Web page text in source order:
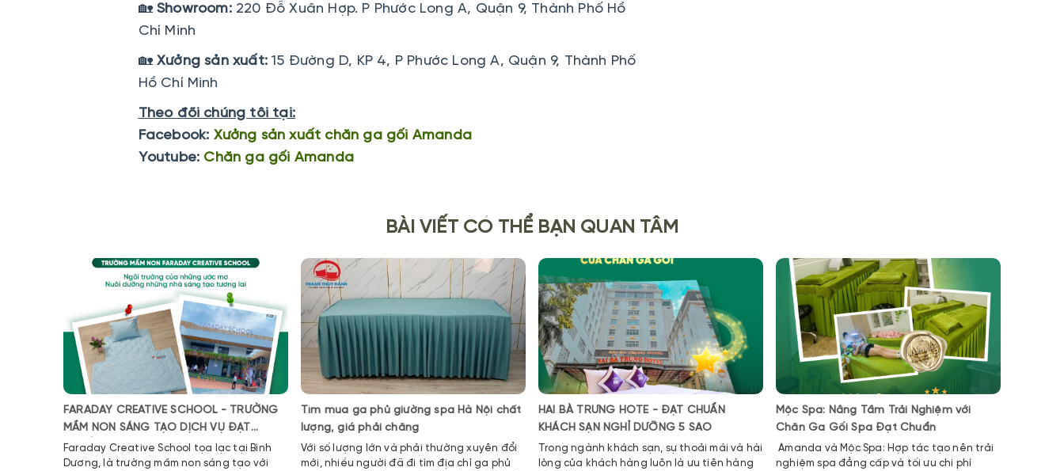
🏡 Showroom:220 Đỗ Xuân Hợp. P Phước Long A, Quận 9, Thành Phố Hồ
Chí Minh
🏡 Xưởng sản xuất:15 Đường D, KP 4, P Phước Long A, Quận 9, Thành Phố
Hồ Chí Minh
Theo đõi chúng tôi tại:
Facebook: Xưởng sản xuất chăn ga gối Amanda
Youtube: Chăn ga gối Amanda
BÀI VIẾT CÓ THỂ BẠN QUAN TÂM
FARADAY CREATIVE SCHOOL - TRƯỜNG
MẦM NON SÁNG TẠO DỊCH VỤ ĐẠT
CHUẨN QUỐC TẾ
Faraday Creative School tọa lạc tại Bình
Dương, là trường mầm non sáng tạo với
Tìm mua ga phủ giường spa Hà Nội chất
lượng, giá phải chăng
Với số lượng lớn và phải thường xuyên đổi
mới, nhiều người đã đi tìm địa chỉ ga phủ
HAI BÀ TRƯNG HOTE - ĐẠT CHUẨN
KHÁCH SẠN NGHỈ DƯỠNG 5 SAO
Trong ngành khách sạn, sự thoải mái và hài
lòng của khách hàng luôn là ưu tiên hàng
Mộc Spa: Nâng Tầm Trải Nghiệm với
Chăn Ga Gối Spa Đạt Chuẩn
Amanda và Mộc Spa: Hợp tác tạo nên trải
nghiệm spa đẳng cấp và tối ưu chi phí